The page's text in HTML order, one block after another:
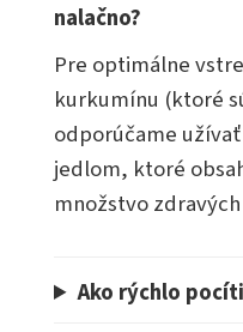
nalačno?
Pre optimálne
kurkumínu (ktoré
odporúčame
jedlom, ktoré
množstvo
Ako rýchlo